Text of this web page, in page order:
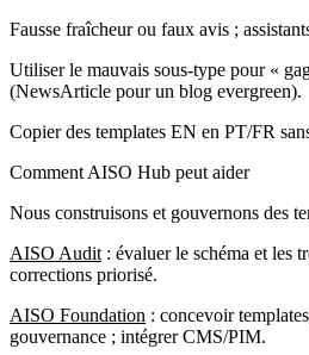
Fausse fraîcheur ou faux avis ;
Utiliser le mauvais sous-type pour «
(NewsArticle pour un blog evergreen).
Copier des templates EN en PT/FR
Comment AISO Hub peut aider
Nous construisons et gouvernons des
AISO Audit : évaluer le schéma et les
corrections priorisé.
AISO Foundation : concevoir
gouvernance ; intégrer CMS/PIM.